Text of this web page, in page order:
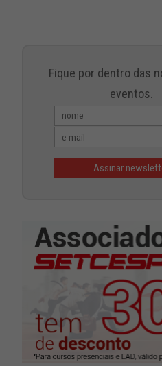
Fique por dentro das
eventos.